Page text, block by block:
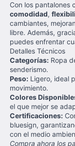
Con los pantalones
comodidad,
cambiantes,
libre. Además,
puedes enfrentar
Detalles Técnicos
Categorías: Ropa
senderismo.
Peso: Ligero, ideal
movimiento.
Colores
el que mejor se
Certificaciones:
bluesign,
con el medio
Compra ahora los